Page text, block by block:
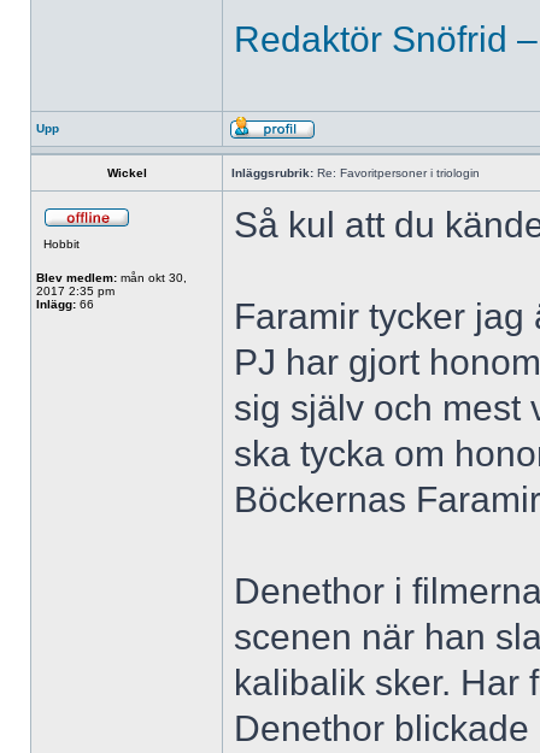
Redaktör Snöfrid
Upp
Wickel Inläggsrubrik: Re: Favoritpersoner i triologin
Hobbit
Blev medlem: mån okt 30,
2017 2:35 pm
Inlägg: 66
Så kul att du
Faramir tycker jag
PJ har gjort
sig själv och mest
ska tycka om
Böckernas
Denethor i
scenen när han
kalibalik sker. Har
Denethor